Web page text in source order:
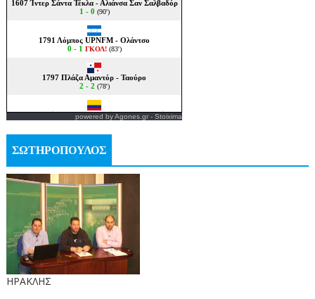
powered byAgones.gr- Stoixima
ΣΩΤΗΡΟΠΟΥΛΟΣ
ΗΡΑΚΛΗΣ